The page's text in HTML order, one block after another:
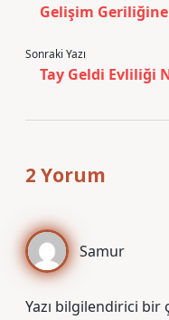
Gelişim
Sonraki Yazı
Tay Geldi Evliliği
2 Yorum
Samur
Yazı bilgilendirici